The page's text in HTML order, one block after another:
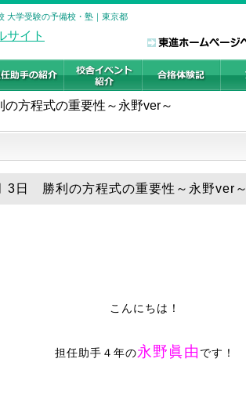
大学受験の予備校・塾｜東京都
の方程式の重要性～永野ver～
3日 勝利の方程式の重要性～永野ver～
こんにちは！
担任助手４年の永野眞由 です！